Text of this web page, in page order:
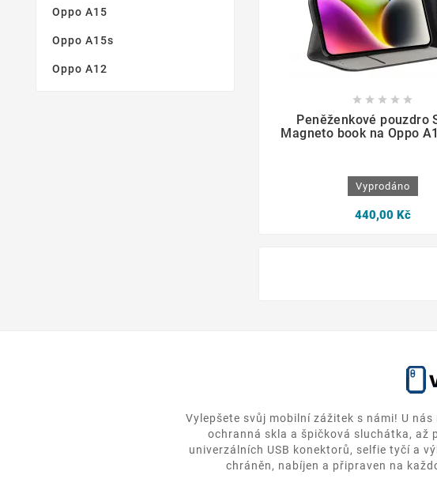
Oppo A15
Oppo A15s
Oppo A12
    
Peněženkové pouzdro
Magneto book na Oppo
Vyprodáno
440,00 Kč
Vylepšete svůj mobilní zážitek s námi! U
ochranná skla a špičková sluchátka, až
univerzálních USB konektorů, selfie tyčí a
chráněn, nabíjen a připraven na